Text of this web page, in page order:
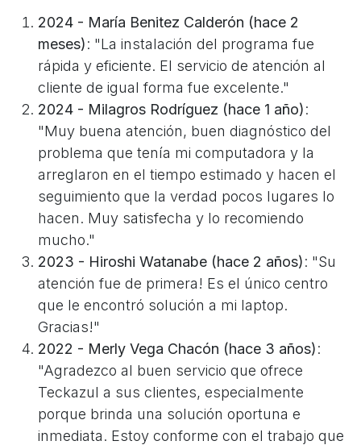
2024 - María Benitez Calderón (hace 2
meses): "La instalación del programa fue
rápida y eficiente. El servicio de atención al
cliente de igual forma fue excelente."
2024 - Milagros Rodríguez (hace 1 año):
"Muy buena atención, buen diagnóstico del
problema que tenía mi computadora y la
arreglaron en el tiempo estimado y hacen el
seguimiento que la verdad pocos lugares lo
hacen. Muy satisfecha y lo recomiendo
mucho."
2023 - Hiroshi Watanabe (hace 2 años): "Su
atención fue de primera! Es el único centro
que le encontró solución a mi laptop.
Gracias!"
2022 - Merly Vega Chacón (hace 3 años):
"Agradezco al buen servicio que ofrece
Teckazul a sus clientes, especialmente
porque brinda una solución oportuna e
inmediata. Estoy conforme con el trabajo que